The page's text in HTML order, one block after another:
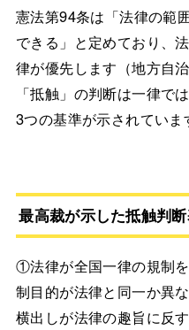
憲法第94条は「法律の範
できる」と定めており、
律が優先します（地方自
「抵触」の判断は一律で
3つの基準が示されていま
最高裁が示した抵触判
①法律が全国一律の規制
制目的が法律と同一か異
横出しが法律の趣旨に反